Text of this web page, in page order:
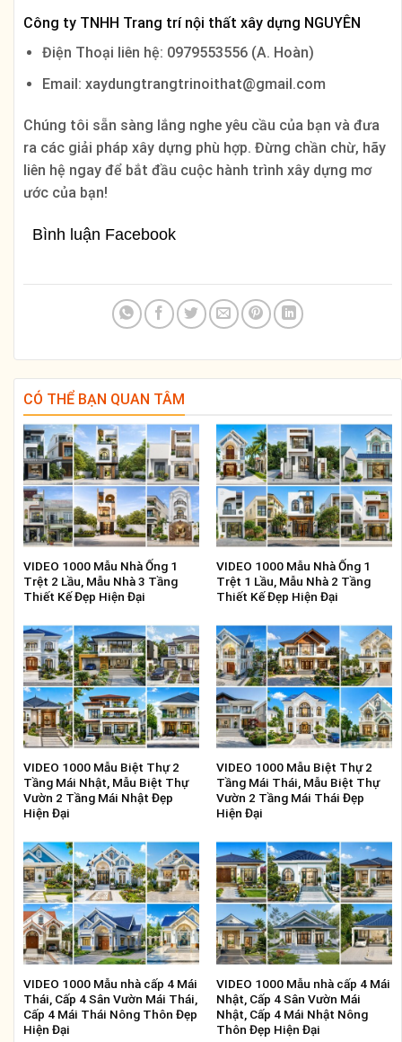
Công ty TNHH Trang trí nội thất xây dựng NGUYÊN
Điện Thoại liên hệ: 0979553556 (A. Hoàn)
Email: xaydungtrangtrinoithat@gmail.com
Chúng tôi sẵn sàng lắng nghe yêu cầu của bạn và đưa
ra các giải pháp xây dựng phù hợp. Đừng chần chừ, hãy
liên hệ ngay để bắt đầu cuộc hành trình xây dựng mơ
ước của bạn!
Bình luận Facebook
CÓ THỂ BẠN QUAN TÂM
VIDEO 1000 Mẫu Nhà Ống 1
Trệt 2 Lầu, Mẫu Nhà 3 Tầng
Thiết Kế Đẹp Hiện Đại
VIDEO 1000 Mẫu Nhà Ống 1
Trệt 1 Lầu, Mẫu Nhà 2 Tầng
Thiết Kế Đẹp Hiện Đại
VIDEO 1000 Mẫu Biệt Thự 2
Tầng Mái Nhật, Mẫu Biệt Thự
Vườn 2 Tầng Mái Nhật Đẹp
Hiện Đại
VIDEO 1000 Mẫu Biệt Thự 2
Tầng Mái Thái, Mẫu Biệt Thự
Vườn 2 Tầng Mái Thái Đẹp
Hiện Đại
VIDEO 1000 Mẫu nhà cấp 4 Mái
Thái, Cấp 4 Sân Vườn Mái Thái,
Cấp 4 Mái Thái Nông Thôn Đẹp
Hiện Đại
VIDEO 1000 Mẫu nhà cấp 4 Mái
Nhật, Cấp 4 Sân Vườn Mái
Nhật, Cấp 4 Mái Nhật Nông
Thôn Đẹp Hiện Đại